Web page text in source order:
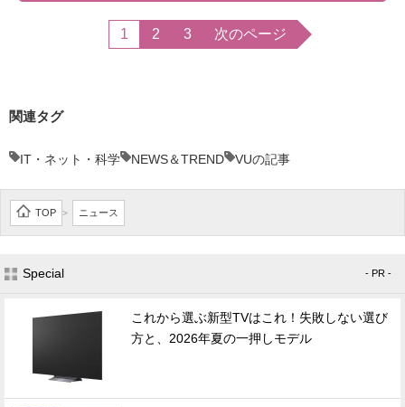
1 2 3 次のページ
関連タグ
IT・ネット・科学 NEWS＆TREND VUの記事
TOP > ニュース
Special - PR -
これから選ぶ新型TVはこれ！失敗しない選び
方と、2026年夏の一押しモデル